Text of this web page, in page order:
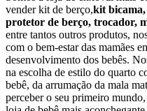
vender kit de berço,kit
protetor de berço, trocador,
entre tantos outros produtos,
com o bem-estar das mamães
desenvolvimento dos bebês.
na escolha de estilo do quarto
bebê, da arrumação da mala
perceber o seu primeiro